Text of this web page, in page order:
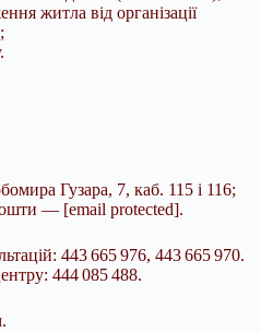
житла від організації
Гузара, 7, каб. 115 і 116;
— [email protected].
443 665 976, 443 665 970.
444 085 488.